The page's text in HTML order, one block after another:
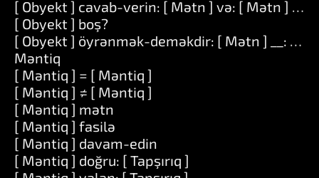
[ Obyekt ] cavab-verin: [ Mətn ] və: [ Mətn ] və:
[ Obyekt ] boş?
[ Obyekt ] öyrənmək-deməkdir: [ Mətn ] __: [
Məntiq
[ Məntiq ] = [ Məntiq ]
[ Məntiq ] ≠ [ Məntiq ]
[ Məntiq ] mətn
[ Məntiq ] fasilə
[ Məntiq ] davam-edin
[ Məntiq ] doğru: [ Tapşırıq ]